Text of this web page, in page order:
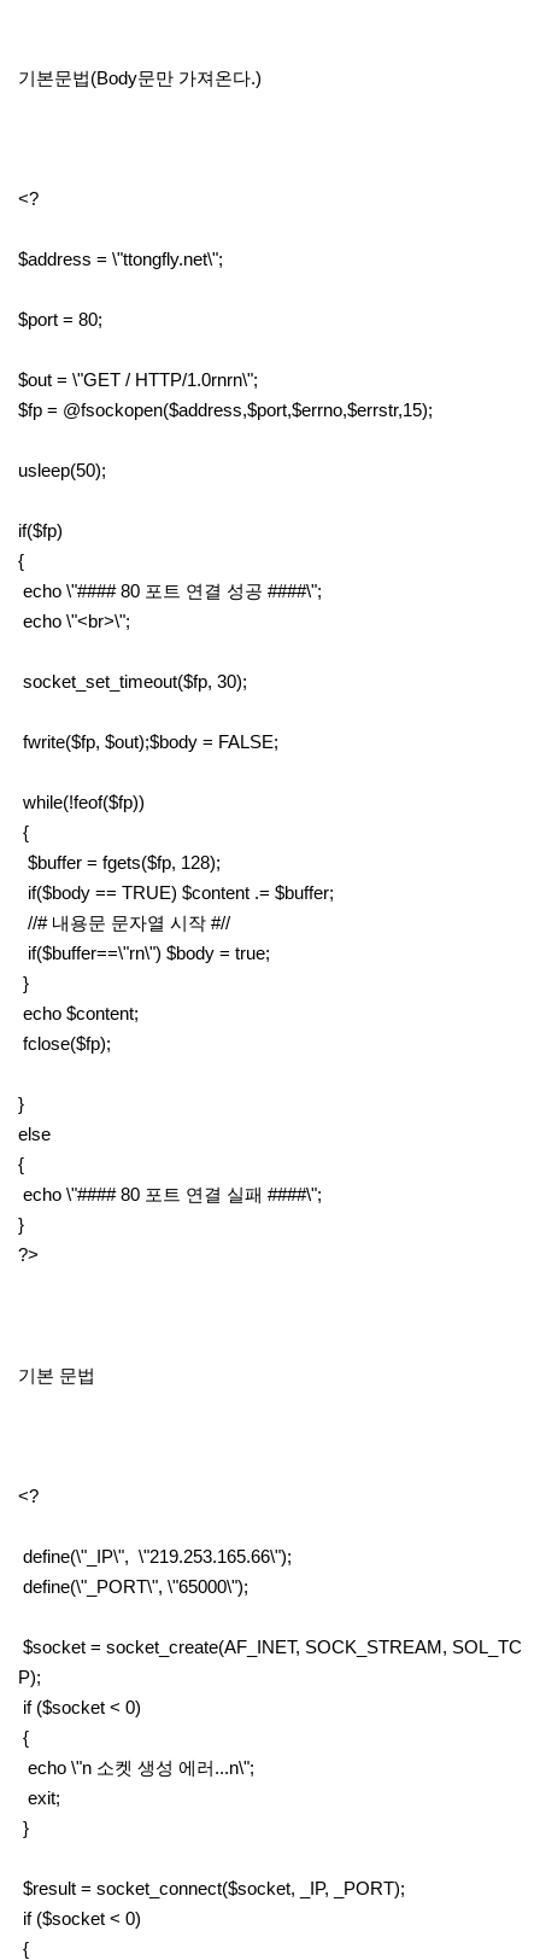
기본문법(Body문만 가져온다.)
<?
$address = \"ttongfly.net\";
$port = 80;
$out = \"GET / HTTP/1.0rnrn\";
$fp = @fsockopen($address,$port,$errno,$errstr,15);
usleep(50);
if($fp)
{
echo \"#### 80 포트 연결 성공 ####\";
echo \"<br>\";
socket_set_timeout($fp, 30);
fwrite($fp, $out);$body = FALSE;
while(!feof($fp))
{
$buffer = fgets($fp, 128);
if($body == TRUE) $content .= $buffer;
//# 내용문 문자열 시작 #//
if($buffer==\"rn\") $body = true;
}
echo $content;
fclose($fp);
}
else
{
echo \"#### 80 포트 연결 실패 ####\";
}
?>
기본 문법
<?
define(\"_IP\", \"219.253.165.66\");
define(\"_PORT\", \"65000\");
$socket = socket_create(AF_INET, SOCK_STREAM, SOL_TC
P);
if ($socket < 0)
{
echo \"n 소켓 생성 에러...n\";
exit;
}
$result = socket_connect($socket, _IP, _PORT);
if ($socket < 0)
{